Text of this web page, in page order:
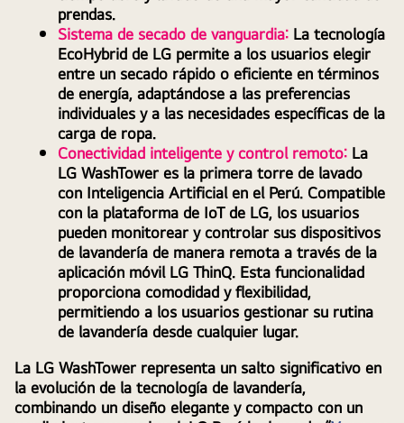
prendas.
Sistema de secado de vanguardia: La tecnología
EcoHybrid de LG permite a los usuarios elegir
entre un secado rápido o eficiente en términos
de energía, adaptándose a las preferencias
individuales y a las necesidades específicas de la
carga de ropa.
Conectividad inteligente y control remoto: La
LG WashTower es la primera torre de lavado
con Inteligencia Artificial en el Perú. Compatible
con la plataforma de IoT de LG, los usuarios
pueden monitorear y controlar sus dispositivos
de lavandería de manera remota a través de la
aplicación móvil LG ThinQ. Esta funcionalidad
proporciona comodidad y flexibilidad,
permitiendo a los usuarios gestionar su rutina
de lavandería desde cualquier lugar.
La LG WashTower representa un salto significativo en
la evolución de la tecnología de lavandería,
combinando un diseño elegante y compacto con un